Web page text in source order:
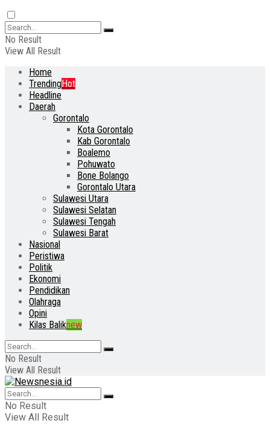
No Result
View All Result
Home
TrendingHot
Headline
Daerah
Gorontalo
Kota Gorontalo
Kab Gorontalo
Boalemo
Pohuwato
Bone Bolango
Gorontalo Utara
Sulawesi Utara
Sulawesi Selatan
Sulawesi Tengah
Sulawesi Barat
Nasional
Peristiwa
Politik
Ekonomi
Pendidikan
Olahraga
Opini
Kilas Baliknew
No Result
View All Result
No Result
View All Result